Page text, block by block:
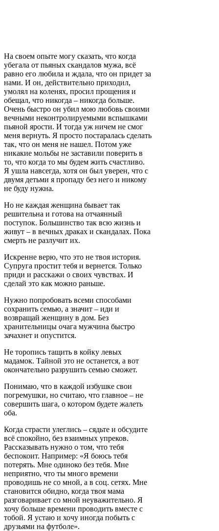
На своем опыте могу сказать, что когда
убегала от пьяных скандалов мужа, всё
равно его любила и ждала, что он придет за
нами. И он, действительно приходил,
умолял на коленях, просил прощения и
обещал, что никогда – никогда больше.
Очень быстро он убил мою любовь своими
вечными неконтролируемыми вспышками
пьяной ярости. И тогда уж ничем не смог
меня вернуть. Я просто постаралась сделать
так, что он меня не нашел. Потом уже
никакие мольбы не заставили поверить в
то, что когда то мы будем жить счастливо.
Я ушла навсегда, хотя он был уверен, что с
двумя детьми я пропаду без него и никому
не буду нужна.
Но не каждая женщина бывает так
решительна и готова на отчаянный
поступок. Большинство так всю жизнь и
живут – в вечных драках и скандалах. Пока
смерть не разлучит их.
Искренне верю, что это не твоя история.
Супруга простит тебя и вернется. Только
приди и расскажи о своих чувствах. И
сделай это как можно раньше.
Нужно попробовать всеми способами
сохранить семью, а значит – иди и
возвращай женщину в дом. Без
хранительницы очага мужчина быстро
зачахнет и опустится.
Не торопись тащить в койку левых
мадамок. Тайной это не останется, а вот
окончательно разрушить семью сможет.
Понимаю, что в каждой избушке свои
погремушки, но считаю, что главное – не
совершить шага, о котором будете жалеть
оба.
Когда страсти улеглись – сядьте и обсудите
всё спокойно, без взаимных упреков.
Рассказывать нужно о том, что тебя
беспокоит. Например: «Я боюсь тебя
потерять. Мне одиноко без тебя. Мне
неприятно, что ты много времени
проводишь не со мной, а в соц. сетях. Мне
становится обидно, когда твоя мама
разговаривает со мной неуважительно. Я
хочу больше времени проводить вместе с
тобой. Я устаю и хочу иногда побыть с
друзьями на футболе».